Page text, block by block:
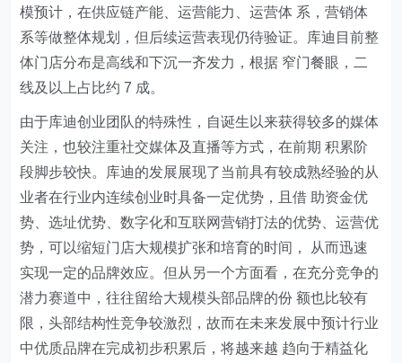
模预计，在供应链产能、运营能力、运营体 系，营销体
系等做整体规划，但后续运营表现仍待验证。库迪目前整
体门店分布是高线和下沉一齐发力，根据 窄门餐眼，二
线及以上占比约 7 成。
由于库迪创业团队的特殊性，自诞生以来获得较多的媒体
关注，也较注重社交媒体及直播等方式，在前期 积累阶
段脚步较快。库迪的发展展现了当前具有较成熟经验的从
业者在行业内连续创业时具备一定优势，且借 助资金优
势、选址优势、数字化和互联网营销打法的优势、运营优
势，可以缩短门店大规模扩张和培育的时间， 从而迅速
实现一定的品牌效应。但从另一个方面看，在充分竞争的
潜力赛道中，往往留给大规模头部品牌的份 额也比较有
限，头部结构性竞争较激烈，故而在未来发展中预计行业
中优质品牌在完成初步积累后，将越来越 趋向于精益化